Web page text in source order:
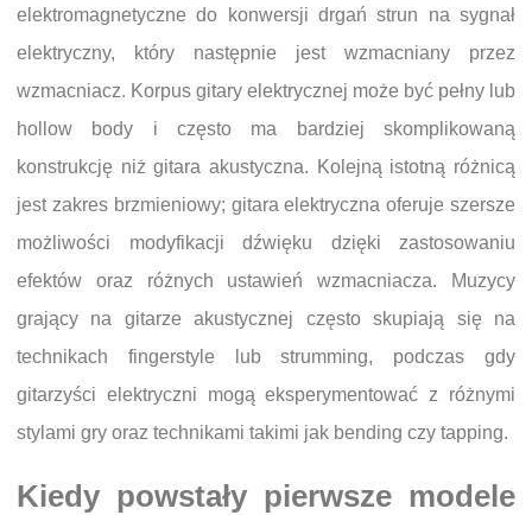
elektromagnetyczne do konwersji drgań strun na sygnał
elektryczny, który następnie jest wzmacniany przez
wzmacniacz. Korpus gitary elektrycznej może być pełny lub
hollow body i często ma bardziej skomplikowaną
konstrukcję niż gitara akustyczna. Kolejną istotną różnicą
jest zakres brzmieniowy; gitara elektryczna oferuje szersze
możliwości modyfikacji dźwięku dzięki zastosowaniu
efektów oraz różnych ustawień wzmacniacza. Muzycy
grający na gitarze akustycznej często skupiają się na
technikach fingerstyle lub strumming, podczas gdy
gitarzyści elektryczni mogą eksperymentować z różnymi
stylami gry oraz technikami takimi jak bending czy tapping.
Kiedy powstały pierwsze modele